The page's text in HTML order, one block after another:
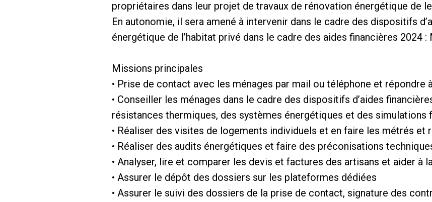
propriétaires dans leur projet de travaux de rénovation énergétique de
En autonomie, il sera amené à intervenir dans le cadre des dispositifs
énergétique de l’habitat privé dans le cadre des aides financières 2024 :
Missions principales
• Prise de contact avec les ménages par mail ou téléphone et répondre
• Conseiller les ménages dans le cadre des dispositifs d’aides
résistances thermiques, des systèmes énergétiques et des simulations
• Réaliser des visites de logements individuels et en faire les métrés et
• Réaliser des audits énergétiques et faire des préconisations
• Analyser, lire et comparer les devis et factures des artisans et aider à
• Assurer le dépôt des dossiers sur les plateformes dédiées
• Assurer le suivi des dossiers de la prise de contact, signature des